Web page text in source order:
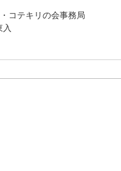
コテキリの会事務局